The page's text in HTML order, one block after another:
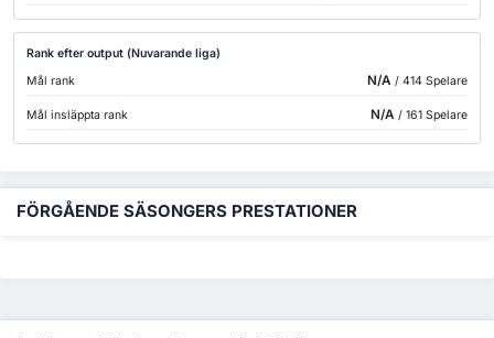
Rank efter output (Nuvarande liga)
Mål rank
N/A / 414 Spelare
Mål insläppta rank N/A / 161 Spelare
FÖRGÅENDE SÄSONGERS PRESTATIONER